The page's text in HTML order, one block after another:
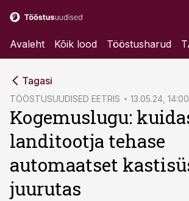
Avaleht Kõik lood Tööstusharud
Tagasi
TÖÖSTUSUUDISED EETRIS 13.05.24, 14:00
Kogemuslugu:
landitootja tehase
automaatset
juurutas